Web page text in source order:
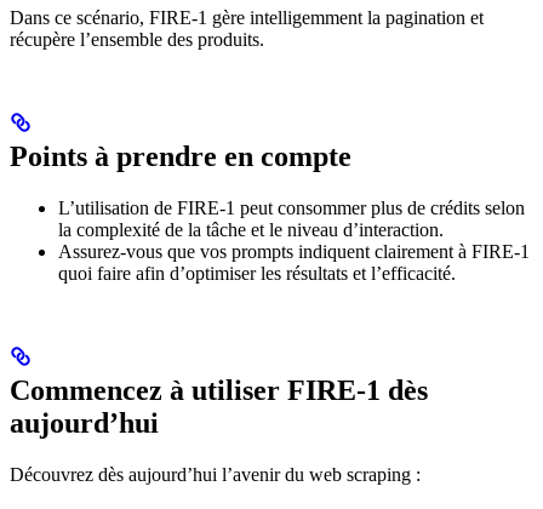
Dans ce scénario, FIRE-1 gère intelligemment la pagination et
récupère l’ensemble des produits.
Points à prendre en compte
L’utilisation de FIRE-1 peut consommer plus de crédits selon
la complexité de la tâche et le niveau d’interaction.
Assurez-vous que vos prompts indiquent clairement à FIRE-1
quoi faire afin d’optimiser les résultats et l’efficacité.
Commencez à utiliser FIRE-1 dès
aujourd’hui
Découvrez dès aujourd’hui l’avenir du web scraping :